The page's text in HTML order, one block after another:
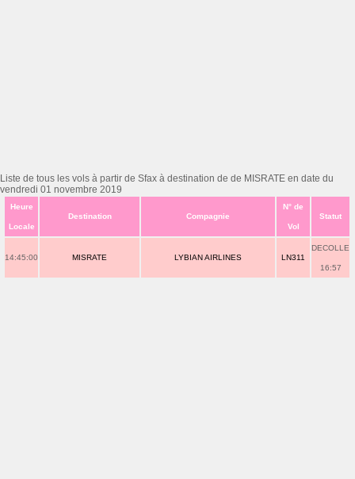
Liste de tous les vols à partir de Sfax à destination de de MISRATE en date du
vendredi 01 novembre 2019
Heure
Locale
Destination Compagnie
N° de
Vol
Statut
14:45:00 MISRATE LYBIAN AIRLINES LN311
DECOLLE
16:57